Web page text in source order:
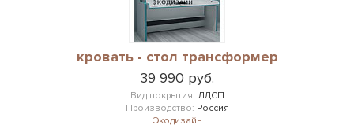
кровать - стол трансформер
39 990 руб.
Вид покрытия: ЛДСП
Производство: Россия
Экодизайн